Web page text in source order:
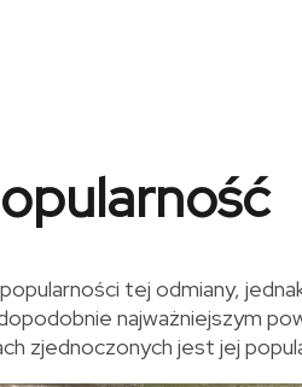
tej odmiany,
najważniejszym
zjednoczonych jest jej